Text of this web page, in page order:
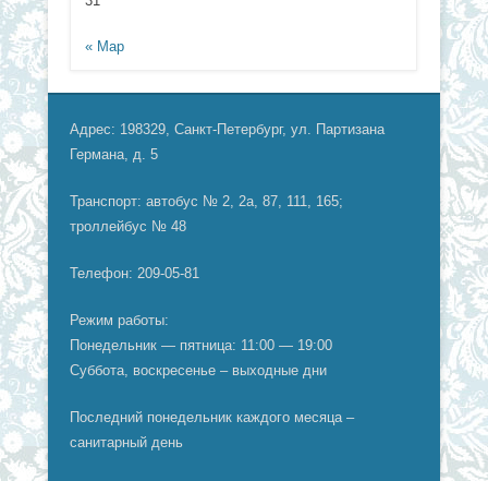
« Мар
Адрес: 198329, Санкт-Петербург, ул. Партизана
Германа, д. 5
Транспорт: автобус № 2, 2а, 87, 111, 165;
троллейбус № 48
Телефон: 209-05-81
Режим работы:
Понедельник — пятница: 11:00 — 19:00
Суббота, воскресенье – выходные дни
Последний понедельник каждого месяца –
санитарный день